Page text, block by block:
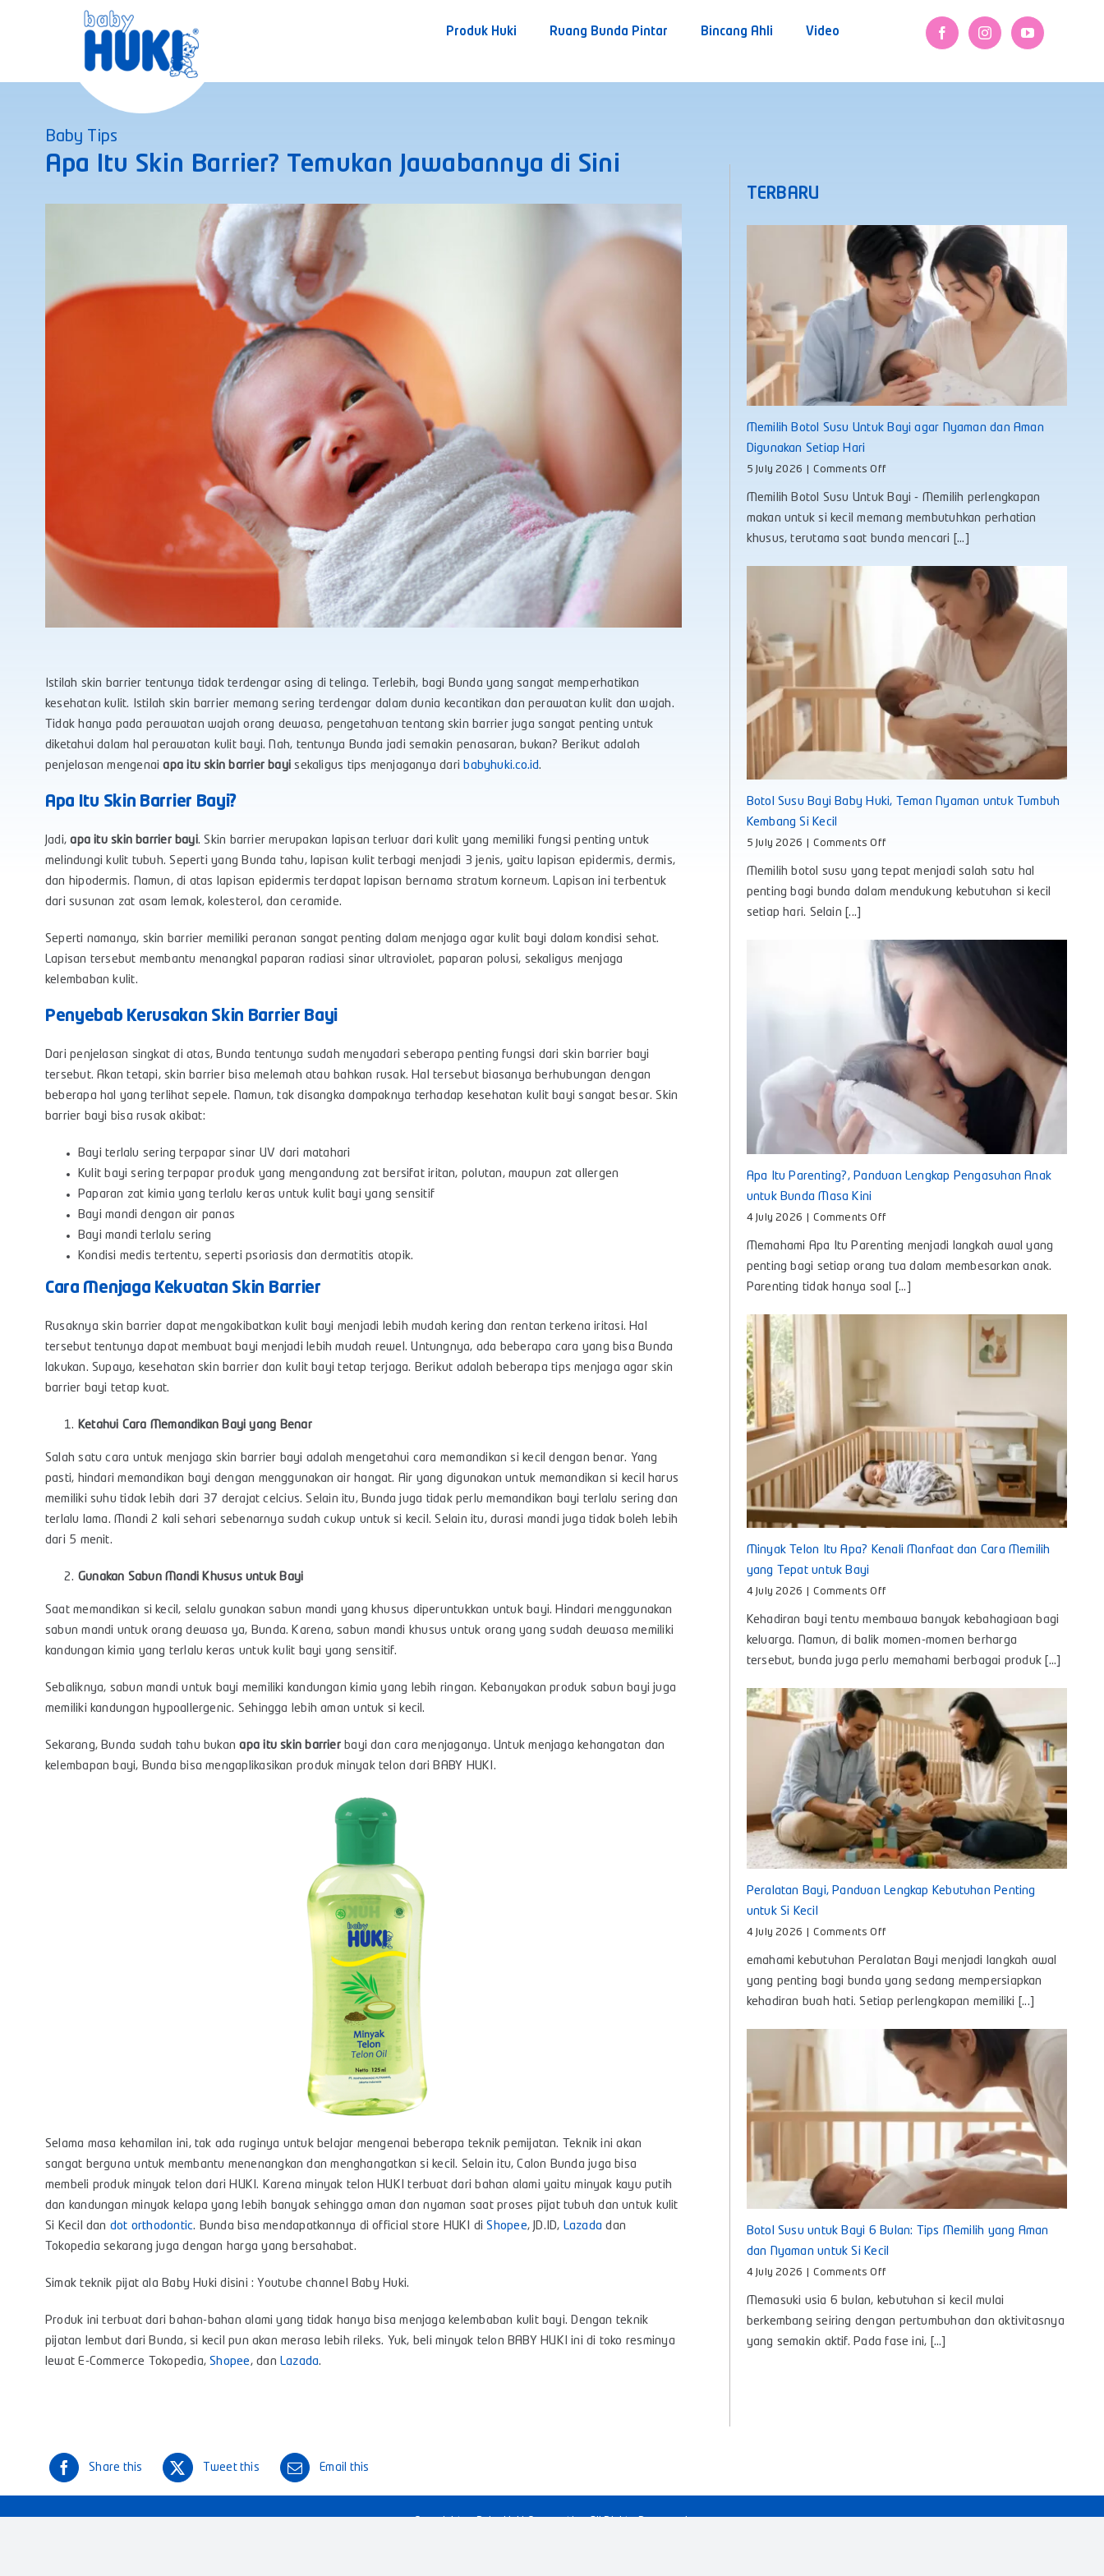
Produk Huki Ruang Bunda Pintar Bincang Ahli Video
Baby Tips
Apa Itu Skin Barrier? Temukan Jawabannya di Sini
Istilah skin barrier tentunya tidak terdengar asing di telinga. Terlebih, bagi Bunda yang sangat memperhatikan
kesehatan kulit. Istilah skin barrier memang sering terdengar dalam dunia kecantikan dan perawatan kulit dan wajah.
Tidak hanya pada perawatan wajah orang dewasa, pengetahuan tentang skin barrier juga sangat penting untuk
diketahui dalam hal perawatan kulit bayi. Nah, tentunya Bunda jadi semakin penasaran, bukan? Berikut adalah
penjelasan mengenaiapa itu skin barrier bayi sekaligus tips menjaganya daribabyhuki.co.id.
Apa Itu Skin Barrier Bayi?
Jadi,apa itu skin barrier bayi. Skin barrier merupakan lapisan terluar dari kulit yang memiliki fungsi penting untuk
melindungi kulit tubuh. Seperti yang Bunda tahu, lapisan kulit terbagi menjadi 3 jenis, yaitu lapisan epidermis, dermis,
dan hipodermis. Namun, di atas lapisan epidermis terdapat lapisan bernama stratum korneum. Lapisan ini terbentuk
dari susunan zat asam lemak, kolesterol, dan ceramide.
Seperti namanya, skin barrier memiliki peranan sangat penting dalam menjaga agar kulit bayi dalam kondisi sehat.
Lapisan tersebut membantu menangkal paparan radiasi sinar ultraviolet, paparan polusi, sekaligus menjaga
kelembaban kulit.
Penyebab Kerusakan Skin Barrier Bayi
Dari penjelasan singkat di atas, Bunda tentunya sudah menyadari seberapa penting fungsi dari skin barrier bayi
tersebut. Akan tetapi, skin barrier bisa melemah atau bahkan rusak. Hal tersebut biasanya berhubungan dengan
beberapa hal yang terlihat sepele. Namun, tak disangka dampaknya terhadap kesehatan kulit bayi sangat besar. Skin
barrier bayi bisa rusak akibat:
Bayi terlalu sering terpapar sinar UV dari matahari
Kulit bayi sering terpapar produk yang mengandung zat bersifat iritan, polutan, maupun zat allergen
Paparan zat kimia yang terlalu keras untuk kulit bayi yang sensitif
Bayi mandi dengan air panas
Bayi mandi terlalu sering
Kondisi medis tertentu, seperti psoriasis dan dermatitis atopik.
Cara Menjaga Kekuatan Skin Barrier
Rusaknya skin barrier dapat mengakibatkan kulit bayi menjadi lebih mudah kering dan rentan terkena iritasi. Hal
tersebut tentunya dapat membuat bayi menjadi lebih mudah rewel. Untungnya, ada beberapa cara yang bisa Bunda
lakukan. Supaya, kesehatan skin barrier dan kulit bayi tetap terjaga. Berikut adalah beberapa tips menjaga agar skin
barrier bayi tetap kuat.
Ketahui Cara Memandikan Bayi yang Benar
Salah satu cara untuk menjaga skin barrier bayi adalah mengetahui cara memandikan si kecil dengan benar. Yang
pasti, hindari memandikan bayi dengan menggunakan air hangat. Air yang digunakan untuk memandikan si kecil harus
memiliki suhu tidak lebih dari 37 derajat celcius. Selain itu, Bunda juga tidak perlu memandikan bayi terlalu sering dan
terlalu lama. Mandi 2 kali sehari sebenarnya sudah cukup untuk si kecil. Selain itu, durasi mandi juga tidak boleh lebih
dari 5 menit.
Gunakan Sabun Mandi Khusus untuk Bayi
Saat memandikan si kecil, selalu gunakan sabun mandi yang khusus diperuntukkan untuk bayi. Hindari menggunakan
sabun mandi untuk orang dewasa ya, Bunda. Karena, sabun mandi khusus untuk orang yang sudah dewasa memiliki
kandungan kimia yang terlalu keras untuk kulit bayi yang sensitif.
Sebaliknya, sabun mandi untuk bayi memiliki kandungan kimia yang lebih ringan. Kebanyakan produk sabun bayi juga
memiliki kandungan hypoallergenic. Sehingga lebih aman untuk si kecil.
Sekarang, Bunda sudah tahu bukanapa itu skin barrierbayi dan cara menjaganya. Untuk menjaga kehangatan dan
kelembapan bayi, Bunda bisa mengaplikasikan produk minyak telon dari BABY HUKI.
Selama masa kehamilan ini, tak ada ruginya untuk belajar mengenai beberapa teknik pemijatan. Teknik ini akan
sangat berguna untuk membantu menenangkan dan menghangatkan si kecil. Selain itu, Calon Bunda juga bisa
membeli produk minyak telon dari HUKI. Karena minyak telon HUKI terbuat dari bahan alami yaitu minyak kayu putih
dan kandungan minyak kelapa yang lebih banyak sehingga aman dan nyaman saat proses pijat tubuh dan untuk kulit
Si Kecil dan dot orthodontic. Bunda bisa mendapatkannya di official store HUKI diShopee, JD.ID, Lazada dan
Tokopedia sekarang juga dengan harga yang bersahabat.
Simak teknik pijat ala Baby Huki disini : Youtube channel Baby Huki.
Produk ini terbuat dari bahan-bahan alami yang tidak hanya bisa menjaga kelembaban kulit bayi. Dengan teknik
pijatan lembut dari Bunda, si kecil pun akan merasa lebih rileks. Yuk, beli minyak telon BABY HUKI ini di toko resminya
lewat E-Commerce Tokopedia,Shopee, dan Lazada.
Share this Tweet this Email this
TERBARU
Memilih Botol Susu Untuk Bayi agar Nyaman dan Aman
Digunakan Setiap Hari
5 July 2026 Comments Offon
Botol
Susu
Nyaman
Memilih Botol Susu Untuk Bayi - Memilih perlengkapan
makan untuk si kecil memang membutuhkan perhatian
khusus, terutama saat bunda mencari [...]
Botol Susu Bayi Baby Huki, Teman Nyaman untuk Tumbuh
Kembang Si Kecil
5 July 2026 Comments Offon
Susu
Bayi
Nyaman
untuk
Tumbuh
Kembang
Si
Kecil
Memilih botol susu yang tepat menjadi salah satu hal
penting bagi bunda dalam mendukung kebutuhan si kecil
setiap hari. Selain [...]
Apa Itu Parenting?, Panduan Lengkap Pengasuhan Anak
untuk Bunda Masa Kini
4 July 2026 Comments Offon
Itu
Parenting?,
Panduan
Lengkap
Memahami Apa Itu Parenting menjadi langkah awal yang
penting bagi setiap orang tua dalam membesarkan anak.
Parenting tidak hanya soal [...]
Minyak Telon Itu Apa? Kenali Manfaat dan Cara Memilih
yang Tepat untuk Bayi
4 July 2026 Comments Offon
Telon
Itu
Cara
Memilih
yang
Tepat
untuk
Bayi
Kehadiran bayi tentu membawa banyak kebahagiaan bagi
keluarga. Namun, di balik momen-momen berharga
tersebut, bunda juga perlu memahami berbagai produk [...]
Peralatan Bayi, Panduan Lengkap Kebutuhan Penting
untuk Si Kecil
4 July 2026 Comments Offon
Bayi,
Panduan
Lengkap
Kebutuhan
untuk
Si
Kecil
emahami kebutuhan Peralatan Bayi menjadi langkah awal
yang penting bagi bunda yang sedang mempersiapkan
kehadiran buah hati. Setiap perlengkapan memiliki [...]
Botol Susu untuk Bayi 6 Bulan: Tips Memilih yang Aman
dan Nyaman untuk Si Kecil
4 July 2026 Comments Offon
Susu
untuk
Bayi
Memasuki usia 6 bulan, kebutuhan si kecil mulai
berkembang seiring dengan pertumbuhan dan aktivitasnya
yang semakin aktif. Pada fase ini, [...]